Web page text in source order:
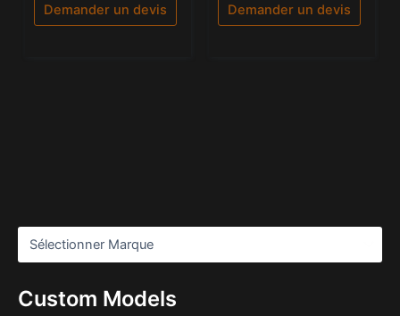
Custom Models
Demander un devis Demander un devis